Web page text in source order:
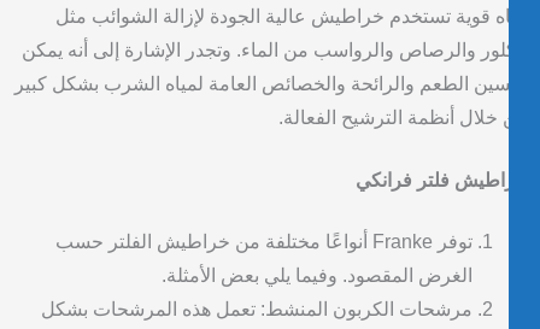
قوية تستخدم خراطيش عالية الجودة لإزالة الشوائب مثل
والرصاص والرواسب من الماء. وتجدر الإشارة إلى أنه يمكن
الطعم والرائحة والخصائص العامة لمياه الشرب بشكل كبير
أنظمة الترشيح الفعالة.
فلتر فرانكي
توفر Franke أنواعًا مختلفة من خراطيش الفلتر حسب
الغرض المقصود. وفيما يلي بعض الأمثلة.
مرشحات الكربون المنشط: تعمل هذه المرشحات بشكل